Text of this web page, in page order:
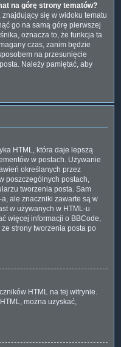
na górę strony tematów?
znajdujący się w widoku tematu
go na samą górę pierwszej
oznacza to, że funkcja ta
czas, zanim będzie
na przesunięcie
Należy pamiętać, aby
HTML, która daje lepszą
w postach. Używanie
określanych przez
poszczególnych postach,
tworzenia posta. Sam
ale znaczniki zawarte są w
w używanych w HTML-u
więcej informacji o BBCode,
strony tworzenia posta po
HTML na tej witrynie.
można uzyskać,